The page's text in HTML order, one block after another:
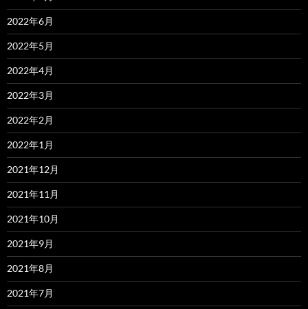
2022年6月
2022年5月
2022年4月
2022年3月
2022年2月
2022年1月
2021年12月
2021年11月
2021年10月
2021年9月
2021年8月
2021年7月